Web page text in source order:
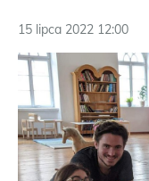
15 lipca 2022 12:00